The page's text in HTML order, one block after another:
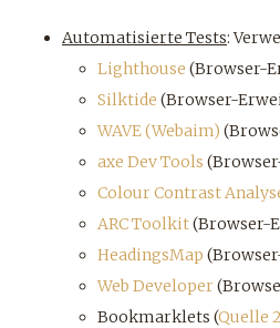
Automatisierte Tests:
Lighthouse (Browser-
Silktide (Browser-
WAVE (Webaim)
axe Dev Tools
Colour Contrast
ARC Toolkit(Browser-
HeadingsMap
Web Developer
Bookmarklets (Quelle 2